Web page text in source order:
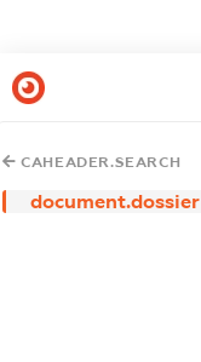
CAHEADER.SEARCH
document.dossier